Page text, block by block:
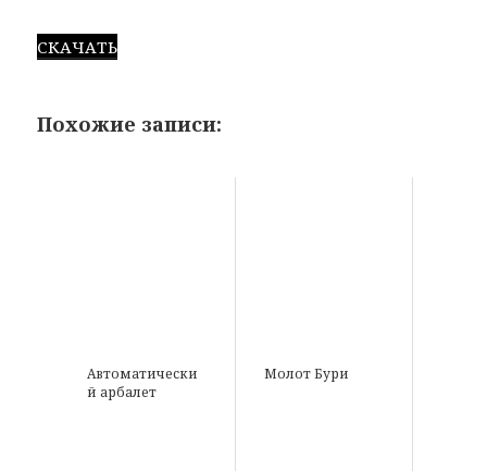
СКАЧАТЬ
Похожие записи:
Автоматически
й арбалет
Молот Бури